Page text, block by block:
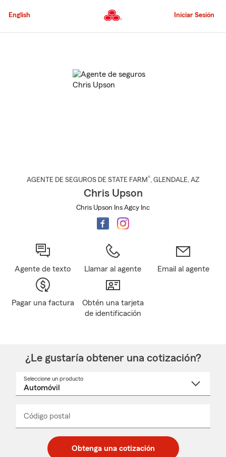
al
principal
English Iniciar Sesión
AGENTE DE SEGUROS DE STATE FARM®, GLENDALE, AZ
Chris Upson
Chris Upson Ins Agcy Inc
Agente de texto Llamar al agente Email al agente
Pagar una factura
Obtén una tarjeta
de identificación
¿Le gustaría obtener una cotización?
Seleccione un producto
desplegable
Código postal
de
de
_____
Obtenga una cotización